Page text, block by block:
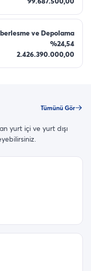
ve Depolama
%24,54
2.426.390.000,00
Tümünü Gör
yurt içi ve yurt dışı